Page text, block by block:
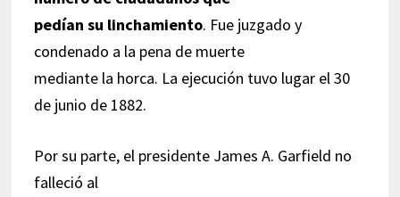
pedían su linchamiento. Fue juzgado y
condenado a la pena de muerte
mediante la horca. La ejecución tuvo lugar el 30
de junio de 1882.
Por su parte, el presidente James A. Garfield no
falleció al